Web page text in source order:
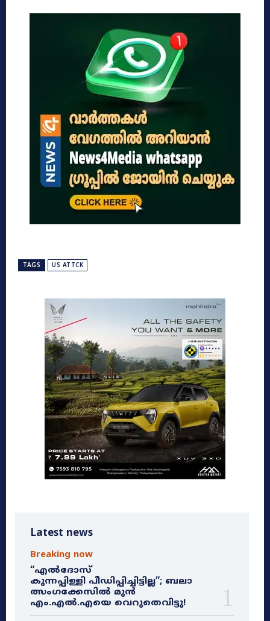
TAGS US ATTCK
Latest news
Breaking now
“എൽദോസ്
കുന്നപ്പിള്ളി പീഡിപ്പിച്ചിട്ടില്ല”; ബലാ
ത്സംഗക്കേസിൽ മുൻ
എം.എൽ.എയെ വെറുതെവിട്ടു!